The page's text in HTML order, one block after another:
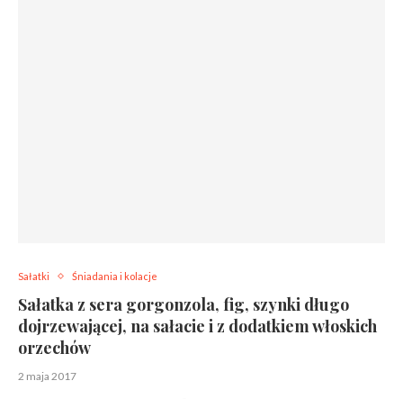
Sałatki Śniadania i kolacje
Sałatka z sera gorgonzola, fig, szynki długo
dojrzewającej, na sałacie i z dodatkiem włoskich
orzechów
2 maja 2017